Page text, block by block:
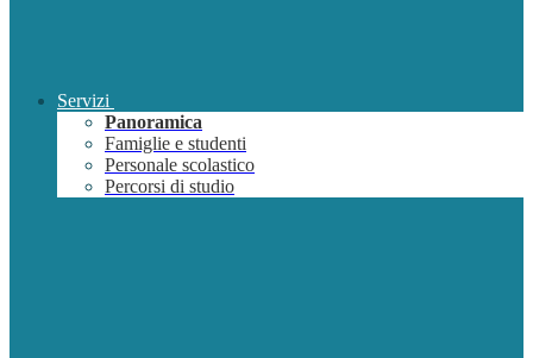
Servizi
Panoramica
Famiglie e studenti
Personale scolastico
Percorsi di studio